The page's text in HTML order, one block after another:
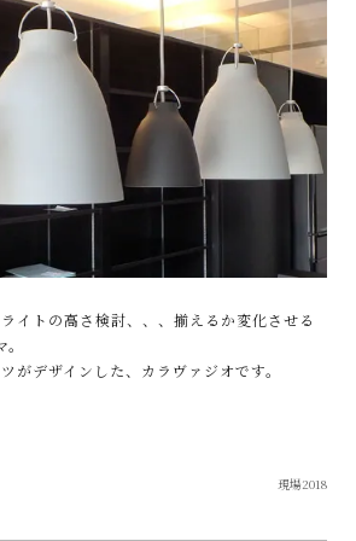
イトの高さ検討、、、揃えるか変化させる
がデザインした、カラヴァジオです。
現場2018